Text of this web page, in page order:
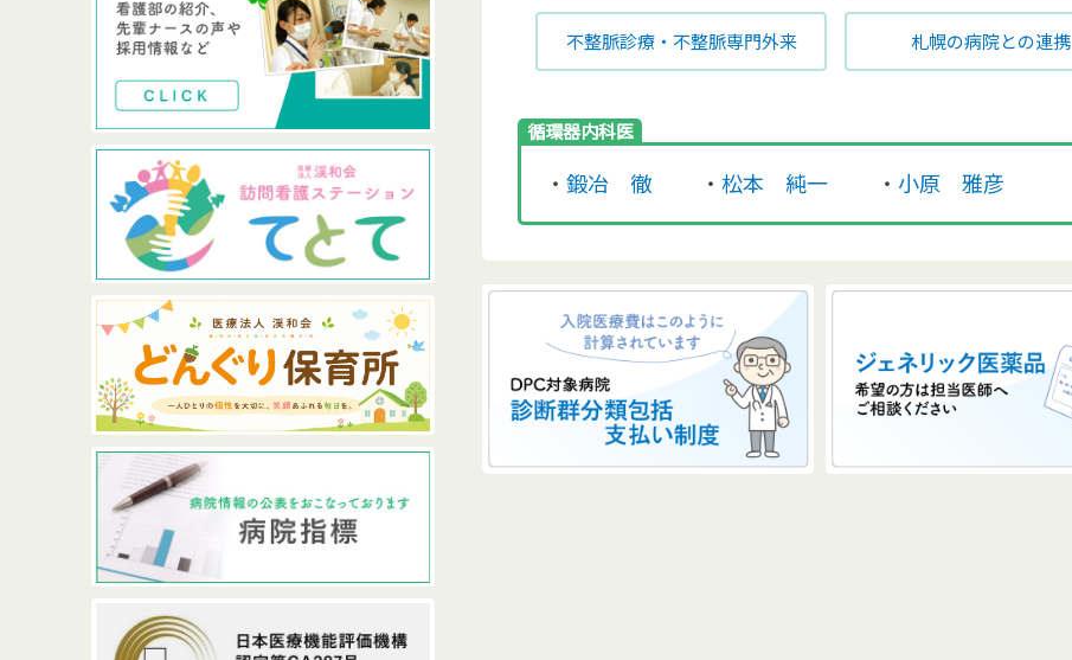
不整脈診療・不整脈専門外来 札幌の病院との連携
循環器内科医
・ 鍛冶 徹 ・ 松本 純一 ・ 小原 雅彦